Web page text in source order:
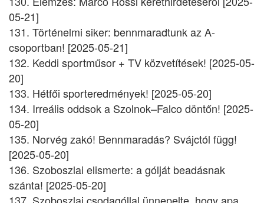
05-21]
131. Történelmi siker: bennmaradtunk az A-
csoportban! [2025-05-21]
132. Keddi sportműsor + TV közvetítések! [2025-05-
20]
133. Hétfői sporteredmények! [2025-05-20]
134. Irreális oddsok a Szolnok–Falco döntőn! [2025-
05-20]
135. Norvég zakó! Bennmaradás? Svájctól függ!
[2025-05-20]
136. Szoboszlai elismerte: a gólját beadásnak
szánta! [2025-05-20]